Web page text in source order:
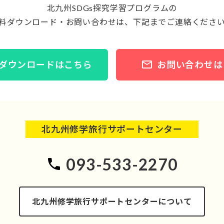
北九州SDGs探究学習プログラムの
ダウンロード・お問い合わせは、 下記までご連絡ください
ウンロードはこちら お問い合わせ
北九州修学旅行サポートセンター
093-533-2270
北九州修学旅行サポートセンターについて